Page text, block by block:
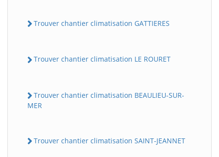
Trouver chantier climatisation GATTIERES
Trouver chantier climatisation LE ROURET
Trouver chantier climatisation BEAULIEU-SUR-
MER
Trouver chantier climatisation SAINT-JEANNET